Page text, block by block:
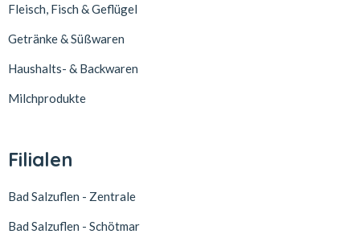
Fleisch, Fisch & Geflügel
Getränke & Süßwaren
Haushalts- & Backwaren
Milchprodukte
Filialen
Bad Salzuflen - Zentrale
Bad Salzuflen - Schötmar